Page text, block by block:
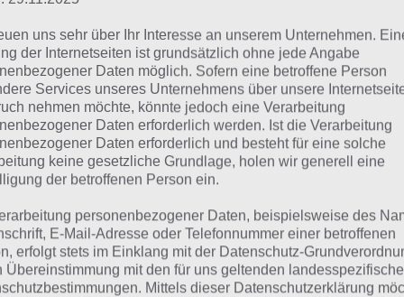
Lösungen für 94%
findest du bereits die Lösung zum Bild: Labor
uns sehr über Ihr Interesse an unserem Unternehmen.
der Internetseiten ist grundsätzlich ohne jede Angabe
Daten möglich. Sofern eine betroffene Person
Services unseres Unternehmens über unsere
nehmen möchte, könnte jedoch eine Verarbeitung
Daten erforderlich werden. Ist die Verarbeitung
Daten erforderlich und besteht für eine solche
keine gesetzliche Grundlage, holen wir generell eine
der betroffenen Person ein.
personenbezogener Daten, beispielsweise des
E-Mail-Adresse oder Telefonnummer einer betroffenen
erfolgt stets im Einklang mit der Datenschutz-
Übereinstimmung mit den für uns geltenden
Mittels dieser Datenschutzerklärung